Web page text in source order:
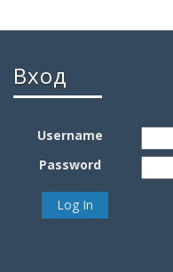
Вход
Username
Password